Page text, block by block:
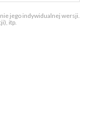
jego indywidualnej wersji.
itp.